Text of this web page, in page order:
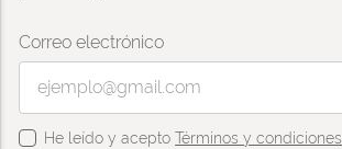
Correo electrónico
He leído y aceptoTérminos y condiciones